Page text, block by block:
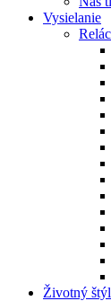
Vysielanie
Životný štýl